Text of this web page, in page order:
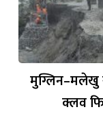
मुग्लिन–मलेखु
क्लव